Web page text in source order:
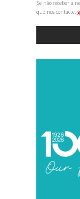
Se não receber a
que nos contacte: